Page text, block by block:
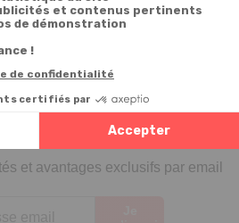
vous à notre
offerts
dans votre e-mail de confirmation
et avantages exclusifs par email